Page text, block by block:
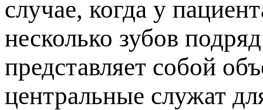
случае, когда у
несколько зубов
редставляет собой
центральные служат